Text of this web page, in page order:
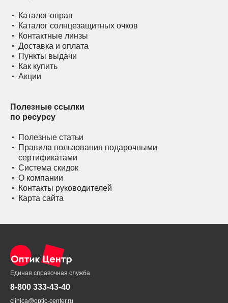
Каталог оправ
Каталог солнцезащитных очков
Контактные линзы
Доставка и оплата
Пункты выдачи
Как купить
Акции
Полезные ссылки
по ресурсу
Полезные статьи
Правила пользования подарочными
сертификатами
Система скидок
О компании
Контакты руководителей
Карта сайта
Единая справочная служба
8-800 333-43-40
clinica@optic-center.ru